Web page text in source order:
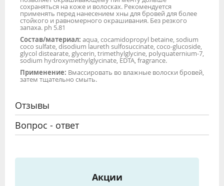
сохраняться на коже и волосках. Рекомендуется
применять перед нанесением хны для бровей для более
стойкого и равномерного окрашивания. Без резкого
запаха. ph 5.81
Состав/материал: aqua, cocamidopropyl betaine, sodium
coco sulfate, disodium laureth sulfosuccinate, coco-glucoside,
glycol distearate, glycerin, trimethylglycine, polyquaternium-7,
sodium hydroxymethylglycinate, EDTA, fragrance.
Применение: Вмассировать во влажные волоски бровей,
затем тщательно смыть.
Отзывы
Вопрос - ответ
Акции